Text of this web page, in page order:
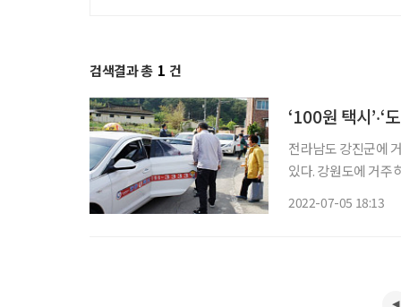
검색결과 총 1 건
‘100원 택시’‧‘
전라남도 강진군에
있다. 강원도에 거주
2022-07-05 18:13